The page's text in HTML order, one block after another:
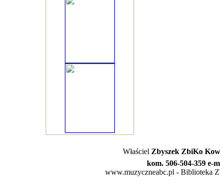
Właściel Zbyszek ZbiKo
kom. 506-504-359 e-
www.muzyczneabc.pl - Biblioteka